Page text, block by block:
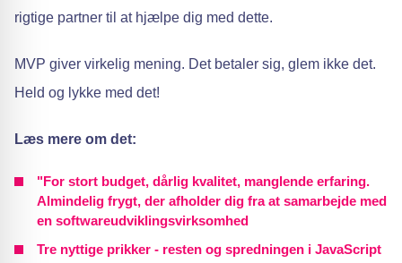
rigtige partner til at hjælpe dig med dette.
MVP giver virkelig mening. Det betaler sig, glem ikke det.
Held og lykke med det!
Læs mere om det:
"For stort budget, dårlig kvalitet, manglende erfaring.
Almindelig frygt, der afholder dig fra at samarbejde med
en softwareudviklingsvirksomhed
Tre nyttige prikker - resten og spredningen i JavaScript